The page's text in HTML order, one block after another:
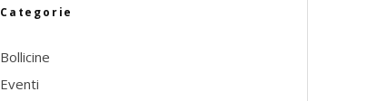
Categorie
Bollicine
Eventi